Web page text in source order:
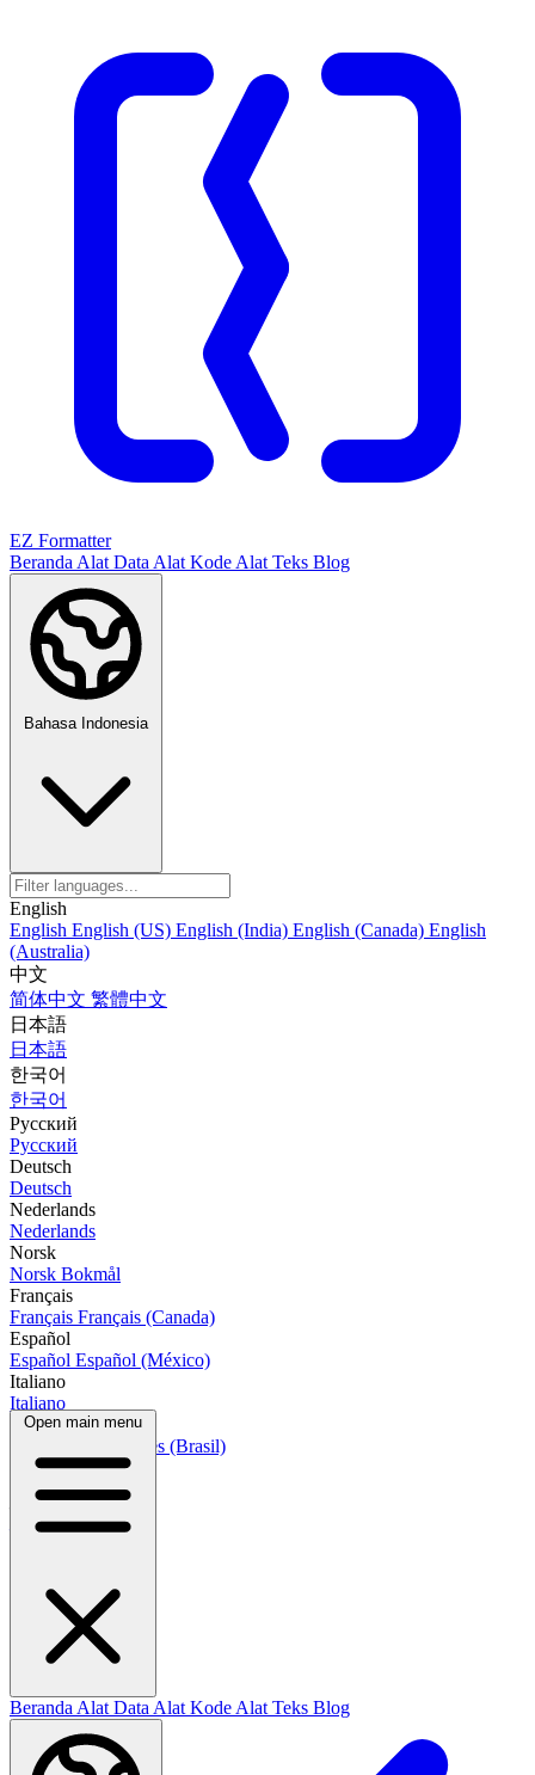
EZ Formatter
Beranda Alat Data Alat Kode Alat Teks Blog
Bahasa Indonesia
English
English English (US) English (India) English (Canada) English
(Australia)
中文
简体中文 繁體中文
日本語
日本語
한국어
한국어
Русский
Русский
Deutsch
Deutsch
Nederlands
Nederlands
Norsk
Norsk Bokmål
Français
Français Français (Canada)
Español
Español Español (México)
Italiano
Italiano
Português
Português (Brasil)
العربية
العربية
हिन्दी
Bahasa
Open main menu
Beranda Alat Data Alat Kode Alat Teks Blog